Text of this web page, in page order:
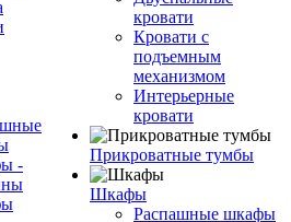
-
кровати
Кровати с
подъемным
механизмом
Интерьерные
кровати
Прикроватные тумбы
Шкафы
Распашные шкафы